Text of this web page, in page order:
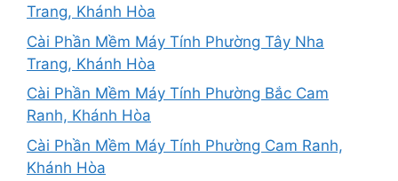
Trang, Khánh Hòa
Cài Phần Mềm Máy Tính Phường Tây Nha
Trang, Khánh Hòa
Cài Phần Mềm Máy Tính Phường Bắc Cam
Ranh, Khánh Hòa
Cài Phần Mềm Máy Tính Phường Cam Ranh,
Khánh Hòa